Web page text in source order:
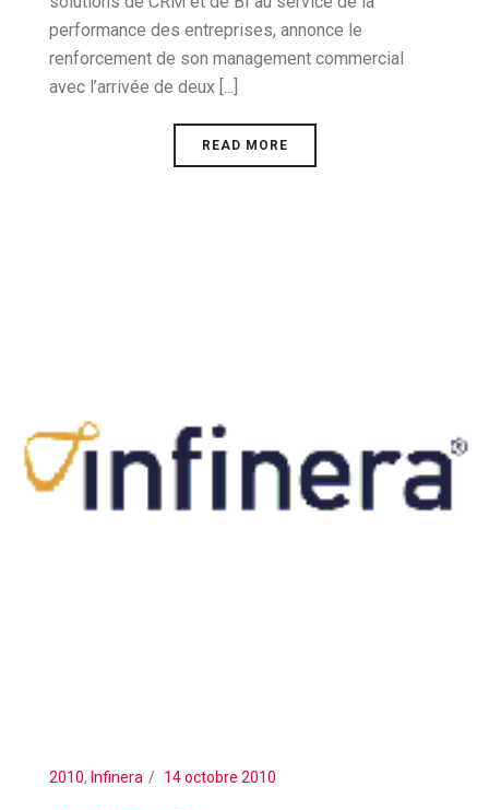
performance des entreprises, annonce le
renforcement de son management commercial
avec l’arrivée de deux [...]
READ MORE
2010, Infinera 14 octobre 2010